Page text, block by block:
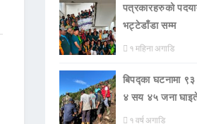
पत्रकारहरुको
भट्टेडाँडा सम्म
१ महिना अगाडि
बिपद्का घटनामा
४ सय ४५ जना
१ वर्ष अगाडि